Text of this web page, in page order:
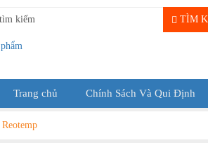
TÌM
Trang chủ Chính Sách Và Qui Định